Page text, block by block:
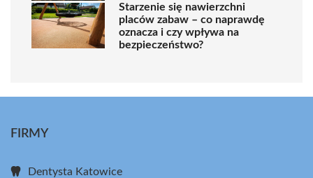
Starzenie się nawierzchni
placów zabaw – co naprawdę
oznacza i czy wpływa na
bezpieczeństwo?
FIRMY
Dentysta Katowice